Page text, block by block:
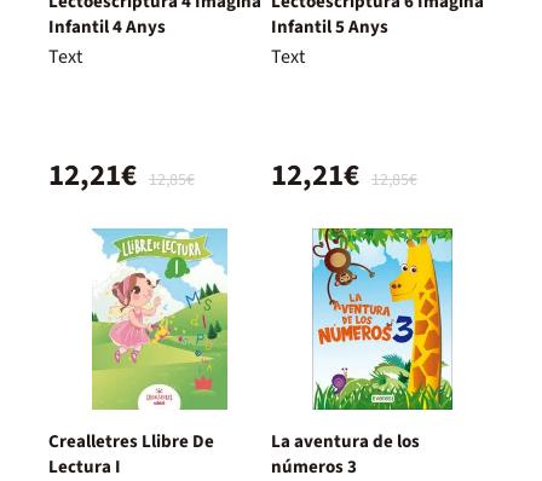
Infantil 4 Anys
Text
12,85€
12,21€
Infantil 5 Anys
Text
12,85€
12,21€
Crealletres Llibre De
Lectura I
La aventura de los
números 3